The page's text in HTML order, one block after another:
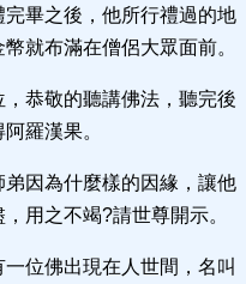
畢之後，他所行禮過的地
就布滿在僧侶大眾面前。
恭敬的聽講佛法，聽完後
羅漢果。
因為什麼樣的因緣，讓他
用之不竭?請世尊開示。
位佛出現在人世間，名叫